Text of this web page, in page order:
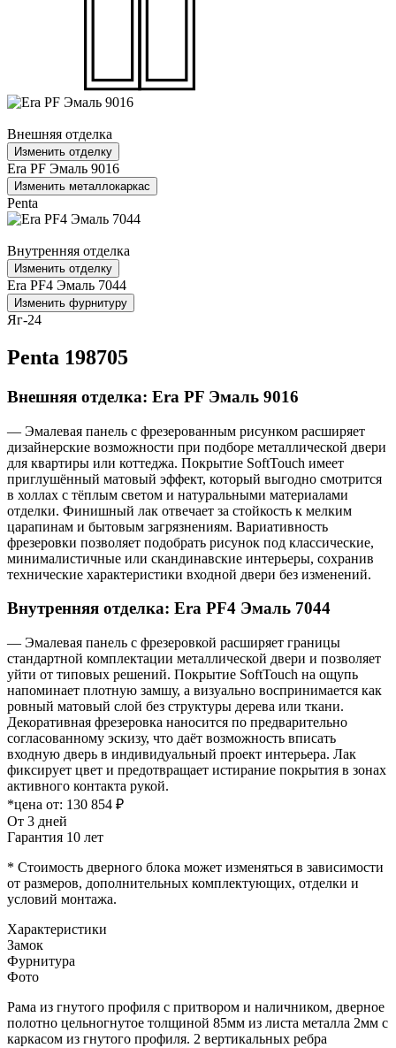
Внешняя отделка
Изменить отделку
Era PF Эмаль 9016
Изменить металлокаркас
Penta
Внутренняя отделка
Изменить отделку
Era PF4 Эмаль 7044
Изменить фурнитуру
Яг-24
Penta 198705
Внешняя отделка: Era PF Эмаль 9016
— Эмалевая панель с фрезерованным рисунком расширяет
дизайнерские возможности при подборе металлической двери
для квартиры или коттеджа. Покрытие SoftTouch имеет
приглушённый матовый эффект, который выгодно смотрится
в холлах с тёплым светом и натуральными материалами
отделки. Финишный лак отвечает за стойкость к мелким
царапинам и бытовым загрязнениям. Вариативность
фрезеровки позволяет подобрать рисунок под классические,
минималистичные или скандинавские интерьеры, сохранив
технические характеристики входной двери без изменений.
Внутренняя отделка: Era PF4 Эмаль 7044
— Эмалевая панель с фрезеровкой расширяет границы
стандартной комплектации металлической двери и позволяет
уйти от типовых решений. Покрытие SoftTouch на ощупь
напоминает плотную замшу, а визуально воспринимается как
ровный матовый слой без структуры дерева или ткани.
Декоративная фрезеровка наносится по предварительно
согласованному эскизу, что даёт возможность вписать
входную дверь в индивидуальный проект интерьера. Лак
фиксирует цвет и предотвращает истирание покрытия в зонах
активного контакта рукой.
*цена от: 130 854 ₽
От 3 дней
Гарантия 10 лет
* Стоимость дверного блока может изменяться в зависимости
от размеров, дополнительных комплектующих, отделки и
условий монтажа.
Характеристики
Замок
Фурнитура
Фото
Рама из гнутого профиля с притвором и наличником, дверное
полотно цельногнутое толщиной 85мм из листа металла 2мм c
каркасом из гнутого профиля. 2 вертикальных ребра